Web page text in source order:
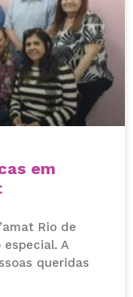
em
Rio de
A
queridas